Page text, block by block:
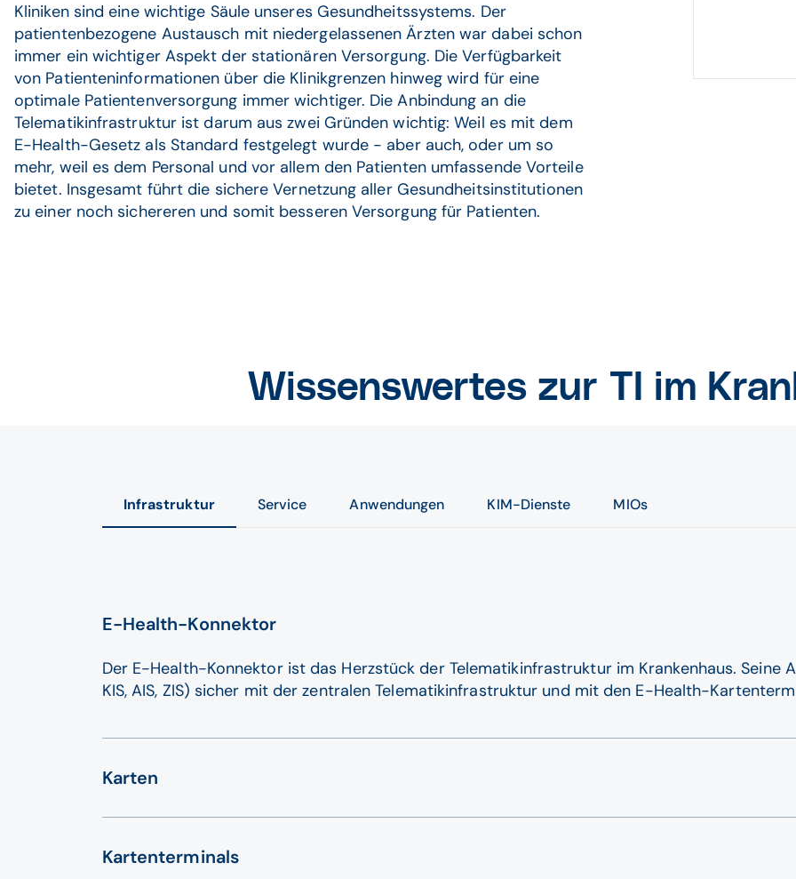
Kliniken sind eine wichtige Säule unseres Gesundheitssystems. Der
patientenbezogene Austausch mit niedergelassenen Ärzten war dabei schon
immer ein wichtiger Aspekt der stationären Versorgung. Die Verfügbarkeit
von Patienteninformationen über die Klinikgrenzen hinweg wird für eine
optimale Patientenversorgung immer wichtiger. Die Anbindung an die
Telematikinfrastruktur ist darum aus zwei Gründen wichtig: Weil es mit dem
E-Health-Gesetz als Standard festgelegt wurde - aber auch, oder um so
mehr, weil es dem Personal und vor allem den Patienten umfassende Vorteile
bietet. Insgesamt führt die sichere Vernetzung aller Gesundheitsinstitutionen
zu einer noch sichereren und somit besseren Versorgung für Patienten.
Wissenswertes zur TI im
Infrastruktur Service Anwendungen KIM-Dienste MIOs
E-Health-Konnektor
Der E-Health-Konnektor ist das Herzstück der Telematikinfrastruktur im Krankenhaus. Seine
KIS, AIS, ZIS) sicher mit der zentralen Telematikinfrastruktur und mit den E-Health-
Karten
HBA(Heilberufsausweis) ist ein Arztausweis. Er identifiziert den Besitzer als Arzt und
Kartenterminals